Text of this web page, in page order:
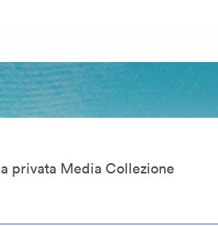
privata Media Collezione